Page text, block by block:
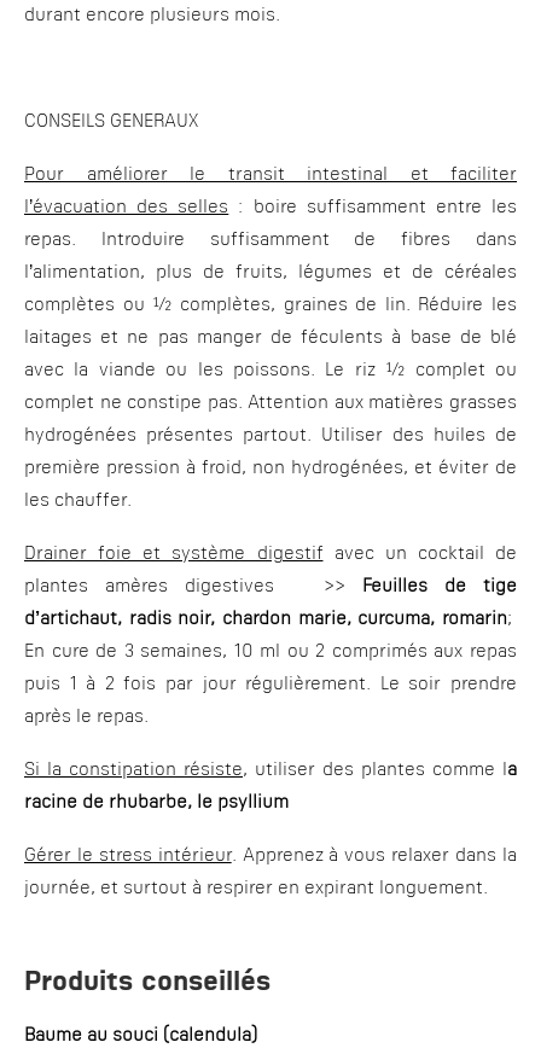
durant encore plusieurs mois.
CONSEILS GENERAUX
Pour améliorer le transit intestinal et faciliter
l’évacuation des selles : boire suffisamment entre les
repas. Introduire suffisamment de fibres dans
l’alimentation, plus de fruits, légumes et de céréales
complètes ou ½ complètes, graines de lin. Réduire les
laitages et ne pas manger de féculents à base de blé
avec la viande ou les poissons. Le riz ½ complet ou
complet ne constipe pas. Attention aux matières grasses
hydrogénées présentes partout. Utiliser des huiles de
première pression à froid, non hydrogénées, et éviter de
les chauffer.
Drainer foie et système digestif avec un cocktail de
plantes amères digestives >> Feuilles de tige
d’artichaut, radis noir, chardon marie, curcuma, romarin;
En cure de 3 semaines, 10 ml ou 2 comprimés aux repas
puis 1 à 2 fois par jour régulièrement. Le soir prendre
après le repas.
Si la constipation résiste, utiliser des plantes comme la
racine de rhubarbe, le psyllium
Gérer le stress intérieur. Apprenez à vous relaxer dans la
journée, et surtout à respirer en expirant longuement.
Produits conseillés
Baume au souci (calendula)